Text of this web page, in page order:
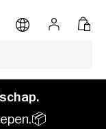
Inloggen
Tas